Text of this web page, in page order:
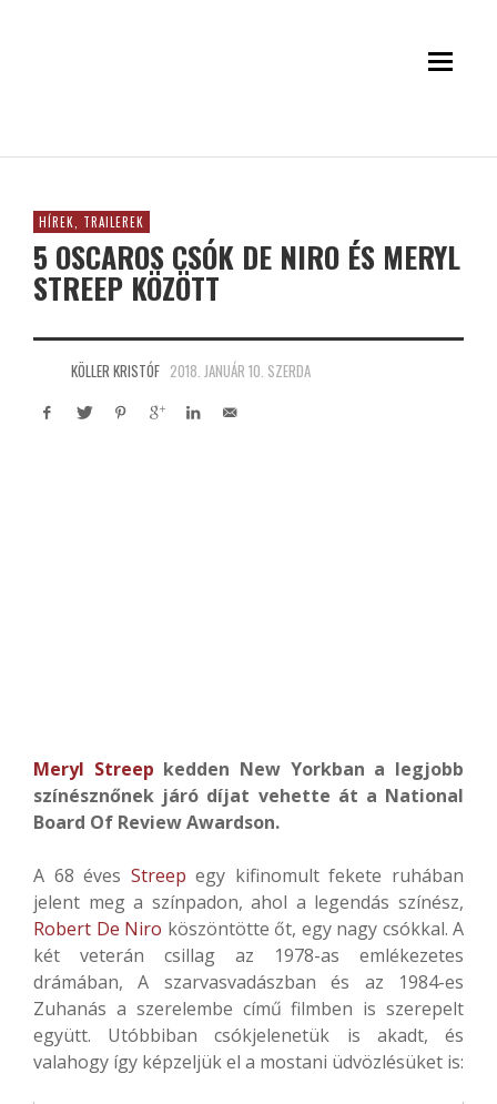
HÍREK, TRAILEREK
5 OSCAROS CSÓK DE NIRO ÉS MERYL
STREEP KÖZÖTT
KÖLLER KRISTÓF 2018. JANUÁR 10. SZERDA
Meryl Streep kedden New Yorkban a legjobb
színésznőnek járó díjat vehette át a National
Board Of Review Awardson.
A 68 éves Streep egy kifinomult fekete ruhában
jelent meg a színpadon, ahol a legendás színész,
Robert De Niro köszöntötte őt, egy nagy csókkal. A
két veterán csillag az 1978-as emlékezetes
drámában, A szarvasvadászban és az 1984-es
Zuhanás a szerelembe című filmben is szerepelt
együtt. Utóbbiban csókjelenetük is akadt, és
valahogy így képzeljük el a mostani üdvözlésüket is: